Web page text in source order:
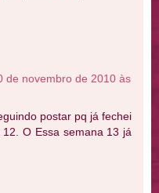
de novembro de 2010 às
postar pq já fechei
O Essa semana 13 já